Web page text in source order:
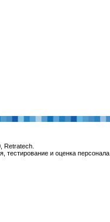
Retratech.
тестирование и оценка персонала.